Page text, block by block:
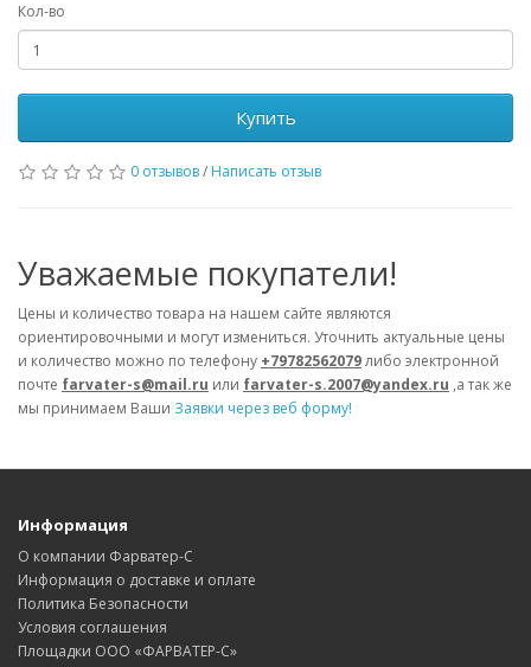
Кол-во
Купить
0 отзывов/ Написать отзыв
Уважаемые покупатели!
Цены и количество товара на нашем сайте являются
ориентировочными и могут измениться. Уточнить актуальные цены
и количество можно по телефону +79782562079либо электронной
почте farvater-s@mail.ru или farvater-s.2007@yandex.ru ,а так же
мы принимаем Ваши Заявки через веб форму!
Информация
О компании Фарватер-С
Информация о доставке и оплате
Политика Безопасности
Условия соглашения
Площадки ООО «ФАРВАТЕР-С»